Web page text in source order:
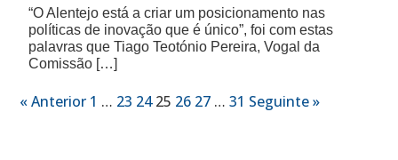
“O Alentejo está a criar um posicionamento nas
políticas de inovação que é único”, foi com estas
palavras que Tiago Teotónio Pereira, Vogal da
Comissão […]
« Anterior 1 … 23 24 25 26 27 … 31 Seguinte »